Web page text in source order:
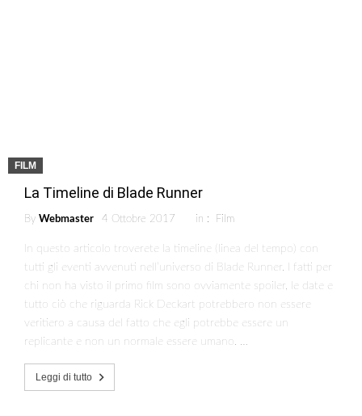
FILM
La Timeline di Blade Runner
By Webmaster 4 Ottobre 2017 in : Film
In questo articolo troverete la timeline (linea del tempo) con
tutti gli eventi avvenuti nell’universo di Blade Runner. I fatti per
chi non ha visto il primo film sono ovviamente spoiler, le date e
tutto ciò che riguarda Rick Deckart potrebbero non essere
veritiero a causa del fatto che egli potrebbe essere un
replicante e non un normale essere umano. …
Leggi di tutto